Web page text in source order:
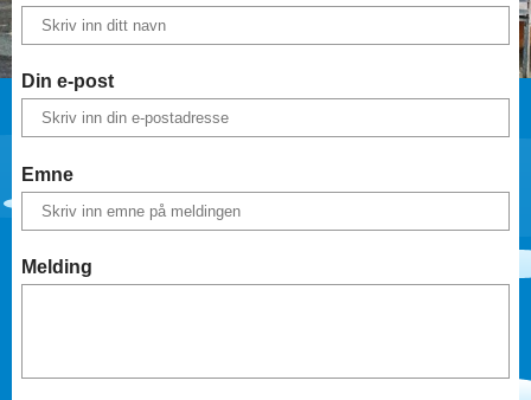
Din e-post
Emne
Melding